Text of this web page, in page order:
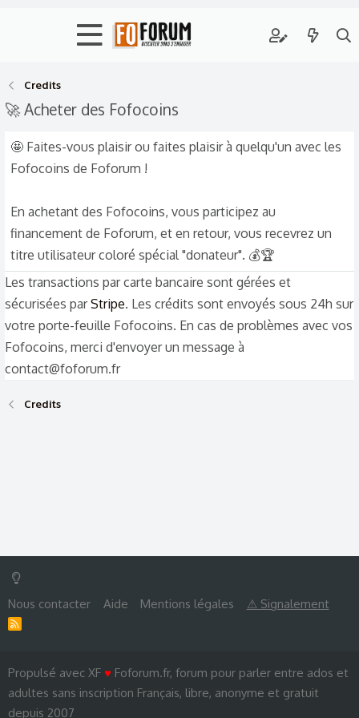
Credits
🚀 Acheter des Fofocoins
🤩 Faites-vous plaisir ou faites plaisir à quelqu'un avec les
Fofocoins de Foforum !
En achetant des Fofocoins, vous participez au
financement de Foforum, et en retour, vous recevrez un
titre utilisateur coloré spécial "donateur". 💰🏆
Les transactions par carte bancaire sont gérées et
sécurisées parStripe. Les crédits sont envoyés sous 24h sur
votre porte-feuille Fofocoins. En cas de problèmes avec vos
Fofocoins, merci d'envoyer un message à
contact@foforum.fr
Credits
Nous contacter Aide Mentions légales ⚠ Signalement
Propulsé avec XF ♥ Foforum.fr, forum pour parler entre ados et
adultes sans inscription Français, libre, anonyme et gratuit
depuis 2007